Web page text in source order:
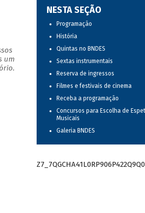
um
NESTA SEÇÃO
Programação
História
Quintas no BNDES
Sextas instrumentais
Reserva de ingressos
Filmes e festivais de cinema
Receba a programação
Concursos para Escolha de
Musicais
Galeria BNDES